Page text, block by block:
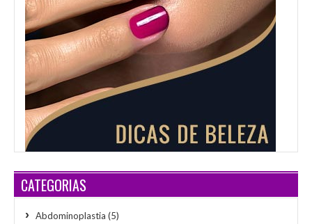
CATEGORIAS
Abdominoplastia (5)